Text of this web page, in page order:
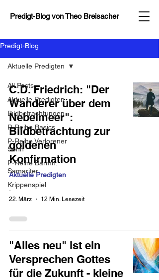
Predigt-Blog vonTheo Breisacher
Predigt-Blog
All Posts
Aktuelle Predigten
Bildbetrachtungen
P-Reihe Basics
P-Reihe Verlorener
Sohn
P-Reihe Barmh.
Samariter
Krippenspiel
Aktuelle Predigten
C.D. Friedrich: "Der
Wanderer über dem
Nebelmeer":
Bildbetrachtung zur
goldenen
Konfirmation
Aktuelle Predigten
-
22. März
12 Min. Lesezeit
"Alles neu" ist ein
Versprechen Gottes
für die Zukunft - kleine